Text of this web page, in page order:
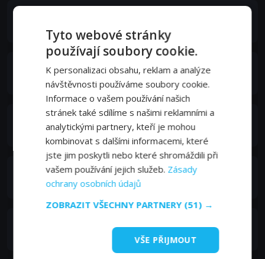
Lara Jean Chorostecki
Michelle
Salvatore Antonio
Elitsa Bako
Tyto webové stránky
používají soubory cookie.
K personalizaci obsahu, reklam a analýze
návštěvnosti používáme soubory cookie.
Informace o vašem používání našich
stránek také sdílíme s našimi reklamními a
analytickými partnery, kteří je mohou
kombinovat s dalšími informacemi, které
jste jim poskytli nebo které shromáždili při
vašem používání jejich služeb. Zásady
ochrany osobních údajů
ZOBRAZIT VŠECHNY PARTNERY (51) →
VŠE PŘIJMOUT